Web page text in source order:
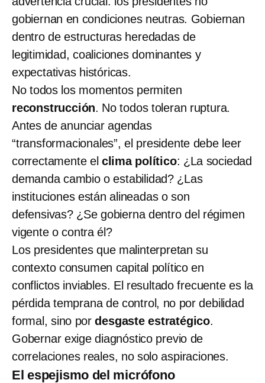
gobiernan en condiciones neutras. Gobiernan
dentro de estructuras heredadas de
legitimidad, coaliciones dominantes y
expectativas históricas.
No todos los momentos permiten
reconstrucción. No todos toleran ruptura.
Antes de anunciar agendas
“transformacionales”, el presidente debe leer
correctamente el clima político: ¿La sociedad
demanda cambio o estabilidad? ¿Las
instituciones están alineadas o son
defensivas? ¿Se gobierna dentro del régimen
vigente o contra él?
Los presidentes que malinterpretan su
contexto consumen capital político en
conflictos inviables. El resultado frecuente es la
pérdida temprana de control, no por debilidad
formal, sino pordesgaste estratégico.
Gobernar exige diagnóstico previo de
correlaciones reales, no solo aspiraciones.
El espejismo del micrófono